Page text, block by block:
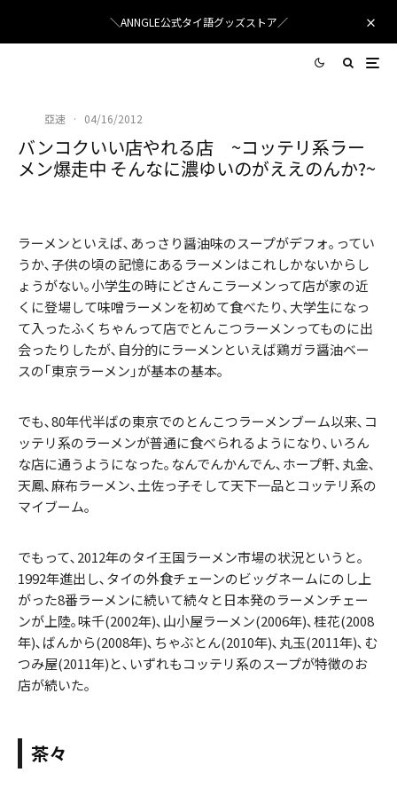
＼ANNGLE公式タイ語グッズストア／
亞速 · 04/16/2012
バンコクいい店やれる店 ~コッテリ系ラー
メン爆走中 そんなに濃ゆいのがええのんか?~
ラーメンといえば､あっさり醤油味のスープがデフォ｡ってい
うか､子供の頃の記憶にあるラーメンはこれしかないからし
ょうがない｡小学生の時にどさんこラーメンって店が家の近
くに登場して味噌ラーメンを初めて食べたり､大学生になっ
て入ったふくちゃんって店でとんこつラーメンってものに出
会ったりしたが､自分的にラーメンといえば鶏ガラ醤油ベー
スの｢東京ラーメン｣が基本の基本｡
でも､80年代半ばの東京でのとんこつラーメンブーム以来､コ
ッテリ系のラーメンが普通に食べられるようになり､いろん
な店に通うようになった｡なんでんかんでん､ホープ軒､丸金､
天鳳､麻布ラーメン､土佐っ子そして天下一品とコッテリ系の
マイブーム｡
でもって､2012年のタイ王国ラーメン市場の状況というと｡
1992年進出し､タイの外食チェーンのビッグネームにのし上
がった8番ラーメンに続いて続々と日本発のラーメンチェー
ンが上陸｡味千(2002年)､山小屋ラーメン(2006年)､桂花(2008
年)､ばんから(2008年)､ちゃぶとん(2010年)､丸玉(2011年)､む
つみ屋(2011年)と､いずれもコッテリ系のスープが特徴のお
店が続いた｡
茶々